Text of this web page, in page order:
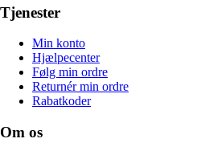
Tjenester
Min konto
Hjælpecenter
Følg min ordre
Returnér min ordre
Rabatkoder
Om os